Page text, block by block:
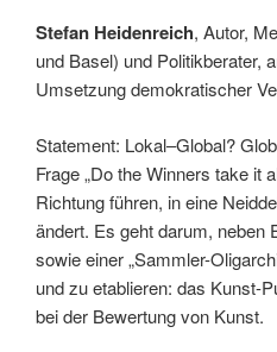
Stefan Heidenreich, Autor,
und Basel) und Politikberater,
Umsetzung demokratischer
Statement: Lokal‒Global?
Frage „Do the Winners take it
Richtung führen, in eine
ändert. Es geht darum, neben
sowie einer „Sammler-
und zu etablieren: das Kunst-
bei der Bewertung von Kunst.